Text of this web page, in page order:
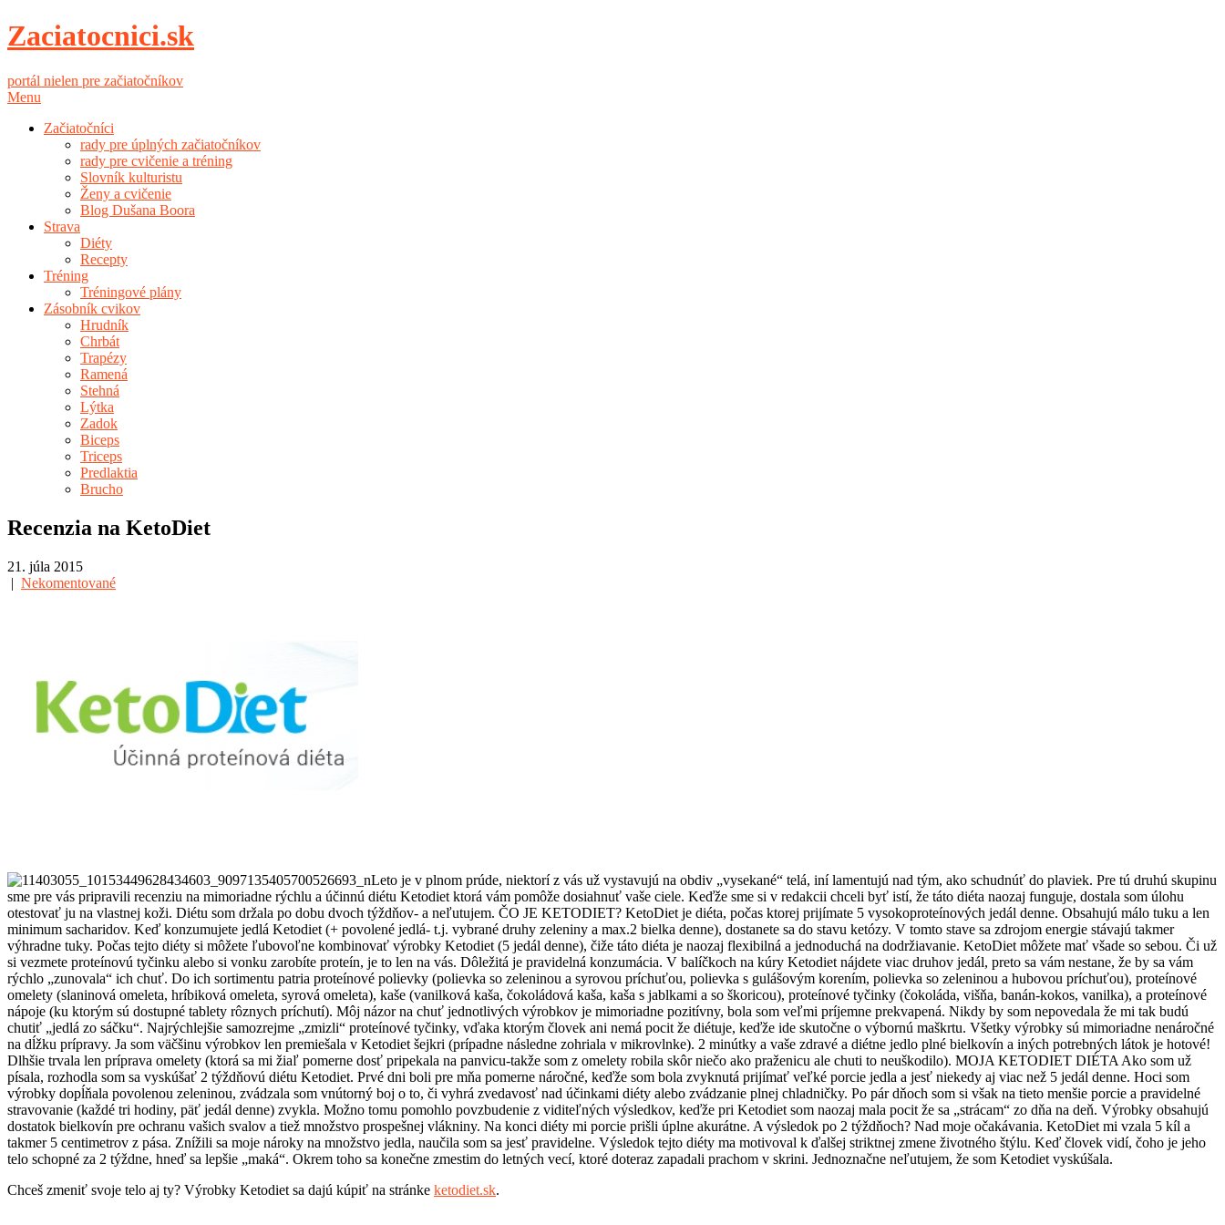
Zaciatocnici.sk
portál nielen pre začiatočníkov
Menu
Začiatočníci
rady pre úplných začiatočníkov
rady pre cvičenie a tréning
Slovník kulturistu
Ženy a cvičenie
Blog Dušana Boora
Strava
Diéty
Recepty
Tréning
Tréningové plány
Zásobník cvikov
Hrudník
Chrbát
Trapézy
Ramená
Stehná
Lýtka
Zadok
Biceps
Triceps
Predlaktia
Brucho
Recenzia na KetoDiet
21. júla 2015
| Nekomentované
Leto je v plnom prúde, niektorí z vás už vystavujú na obdiv „vysekané“ telá, iní lamentujú nad tým, ako schudnúť do plaviek. Pre tú druhú skupinu
sme pre vás pripravili recenziu na mimoriadne rýchlu a účinnú diétu Ketodiet ktorá vám pomôže dosiahnuť vaše ciele. Keďže sme si v redakcii chceli byť istí, že táto diéta naozaj funguje, dostala som úlohu
otestovať ju na vlastnej koži. Diétu som držala po dobu dvoch týždňov- a neľutujem. ČO JE KETODIET? KetoDiet je diéta, počas ktorej prijímate 5 vysokoproteínových jedál denne. Obsahujú málo tuku a len
minimum sacharidov. Keď konzumujete jedlá Ketodiet (+ povolené jedlá- t.j. vybrané druhy zeleniny a max.2 bielka denne), dostanete sa do stavu ketózy. V tomto stave sa zdrojom energie stávajú takmer
výhradne tuky. Počas tejto diéty si môžete ľubovoľne kombinovať výrobky Ketodiet (5 jedál denne), čiže táto diéta je naozaj flexibilná a jednoduchá na dodržiavanie. KetoDiet môžete mať všade so sebou. Či už
si vezmete proteínovú tyčinku alebo si vonku zarobíte proteín, je to len na vás. Dôležitá je pravidelná konzumácia. V balíčkoch na kúry Ketodiet nájdete viac druhov jedál, preto sa vám nestane, že by sa vám
rýchlo „zunovala“ ich chuť. Do ich sortimentu patria proteínové polievky (polievka so zeleninou a syrovou príchuťou, polievka s gulášovým korením, polievka so zeleninou a hubovou príchuťou), proteínové
omelety (slaninová omeleta, hríbiková omeleta, syrová omeleta), kaše (vanilková kaša, čokoládová kaša, kaša s jablkami a so škoricou), proteínové tyčinky (čokoláda, višňa, banán-kokos, vanilka), a proteínové
nápoje (ku ktorým sú dostupné tablety rôznych príchutí). Môj názor na chuť jednotlivých výrobkov je mimoriadne pozitívny, bola som veľmi príjemne prekvapená. Nikdy by som nepovedala že mi tak budú
chutiť „jedlá zo sáčku“. Najrýchlejšie samozrejme „zmizli“ proteínové tyčinky, vďaka ktorým človek ani nemá pocit že diétuje, keďže ide skutočne o výbornú maškrtu. Všetky výrobky sú mimoriadne nenáročné
na dĺžku prípravy. Ja som väčšinu výrobkov len premiešala v Ketodiet šejkri (prípadne následne zohriala v mikrovlnke). 2 minútky a vaše zdravé a diétne jedlo plné bielkovín a iných potrebných látok je hotové!
Dlhšie trvala len príprava omelety (ktorá sa mi žiaľ pomerne dosť pripekala na panvicu-takže som z omelety robila skôr niečo ako praženicu ale chuti to neuškodilo). MOJA KETODIET DIÉTA Ako som už
písala, rozhodla som sa vyskúšať 2 týždňovú diétu Ketodiet. Prvé dni boli pre mňa pomerne náročné, keďže som bola zvyknutá prijímať veľké porcie jedla a jesť niekedy aj viac než 5 jedál denne. Hoci som
výrobky dopĺňala povolenou zeleninou, zvádzala som vnútorný boj o to, či vyhrá zvedavosť nad účinkami diéty alebo zvádzanie plnej chladničky. Po pár dňoch som si však na tieto menšie porcie a pravidelné
stravovanie (každé tri hodiny, päť jedál denne) zvykla. Možno tomu pomohlo povzbudenie z viditeľných výsledkov, keďže pri Ketodiet som naozaj mala pocit že sa „strácam“ zo dňa na deň. Výrobky obsahujú
dostatok bielkovín pre ochranu vašich svalov a tiež množstvo prospešnej vlákniny. Na konci diéty mi porcie prišli úplne akurátne. A výsledok po 2 týždňoch? Nad moje očakávania. KetoDiet mi vzala 5 kíl a
takmer 5 centimetrov z pása. Znížili sa moje nároky na množstvo jedla, naučila som sa jesť pravidelne. Výsledok tejto diéty ma motivoval k ďalšej striktnej zmene životného štýlu. Keď človek vidí, čoho je jeho
telo schopné za 2 týždne, hneď sa lepšie „maká“. Okrem toho sa konečne zmestim do letných vecí, ktoré doteraz zapadali prachom v skrini. Jednoznačne neľutujem, že som Ketodiet vyskúšala.
Chceš zmeniť svoje telo aj ty? Výrobky Ketodiet sa dajú kúpiť na stránke ketodiet.sk.